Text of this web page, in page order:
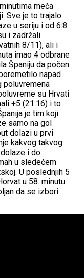
meča
Sve je to trajalo
u seriju i od 6:8
i zadržali
8/11), ali i
imao 4 odbrane
Španiju da počen
napad
poluvremena
su Hrvati
+5 (21:16) i to
je tim koji
samo na gol
dolazi u prvi
kakvog takvog
dolaze i do
u sledećem
U poslednjih 5
u 58. minutu
da se izbori